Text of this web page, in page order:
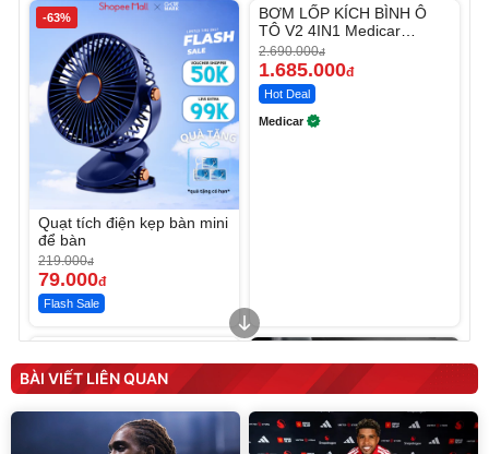
-63%
Quạt tích điện kẹp bàn mini
để bàn
219.000đ
79.000đ
Flash Sale
-37%
BƠM LỐP KÍCH BÌNH Ô
TÔ V2 4IN1 Medicar
12.000mAh
2.690.000đ
1.685.000đ
Hot Deal
Medicar
9066 Size 20/24/28 Cao
Cấp
1.000.000
825.000đ
BÀI VIẾT LIÊN QUAN